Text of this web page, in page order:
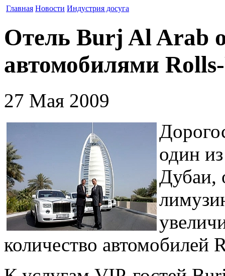
Главная Новости Индустрия досуга
Отель Burj Al Arab
автомобилями
27 Мая 2009
один
Дубаи,
количество автомобилей